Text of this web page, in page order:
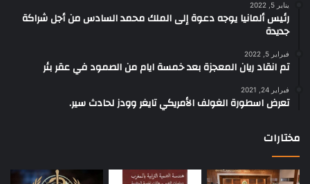
يناير 5, 2022
رئيس ألمانيا يوجه دعوة إلى الملك محمد السادس من أجل شراكة
جديدة
فبراير 5, 2022
تم انقاد ريان المعجزة بعد خمسة ايام من الصمود في عقر بئر
فبراير 24, 2021
تعرض اسطورة الغولف الأمريكي تايغر وودز لحادث سير.
مختارات